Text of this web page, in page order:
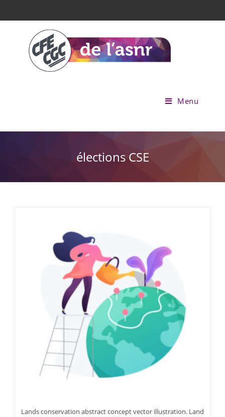
Menu
élections CSE
Lands conservation abstract concept vector illustration. Land